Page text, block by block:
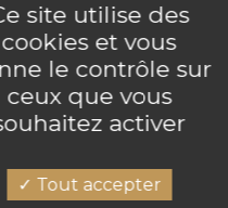
PRODUIT
site utilise des
cookies et vous
le contrôle sur
ceux que vous
activer
Tout accepter